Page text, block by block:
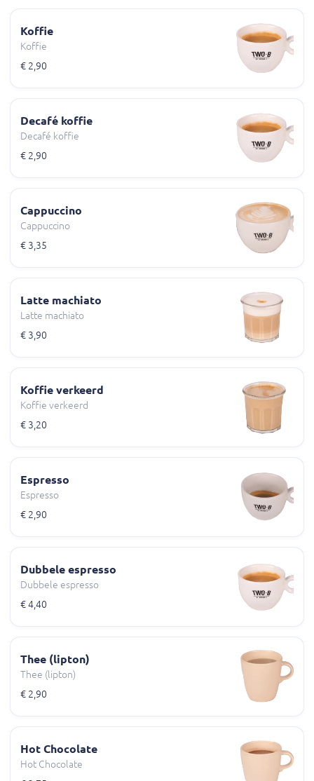
Koffie
Koffie
€ 2,90
Decafé koffie
Decafé koffie
€ 2,90
Cappuccino
Cappuccino
€ 3,35
Latte machiato
Latte machiato
€ 3,90
Koffie verkeerd
Koffie verkeerd
€ 3,20
Espresso
Espresso
€ 2,90
Dubbele espresso
Dubbele espresso
€ 4,40
Thee (lipton)
Thee (lipton)
€ 2,90
Hot Chocolate
Hot Chocolate